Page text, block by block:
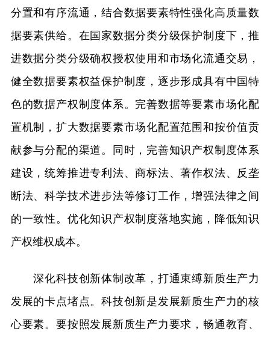
分置和有序流通，结合数据要素特性强化高质量数
据要素供给。在国家数据分类分级保护制度下，推
进数据分类分级确权授权使用和市场化流通交易，
健全数据要素权益保护制度，逐步形成具有中国特
色的数据产权制度体系。完善数据等要素市场化配
置机制，扩大数据要素市场化配置范围和按价值贡
献参与分配的渠道。同时，完善知识产权制度体系
建设，统筹推进专利法、商标法、著作权法、反垄
断法、科学技术进步法等修订工作，增强法律之间
的一致性。优化知识产权制度落地实施，降低知识
产权维权成本。
深化科技创新体制改革，打通束缚新质生产力
发展的卡点堵点。科技创新是发展新质生产力的核
心要素。要按照发展新质生产力要求，畅通教育、